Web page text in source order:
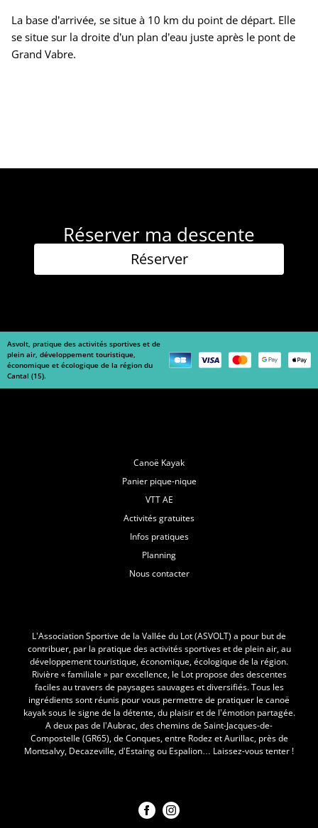
La base d’arrivée, se situe à 10 km du point de départ. Elle
se situe sur la droite d’un plan d’eau juste après le pont de
Grand Vabre.
Réserver ma descente
Réserver
Asvolt, pratique des activités sportives et de
plein air, développement touristique,
économique et écologique de la région du
Cantal (15).
Canoë Kayak
Panier pique-nique
VTT AE
Activités gratuites
Infos pratiques
Planning
Nous contacter
L’Association Sportive de la Vallée du Lot (ASVOLT) a pour but de
contribuer, par la pratique des activités sportives et de plein air, au
développement touristique, économique, écologique de la région.
Rivière « familiale » par excellence, le Lot propose des descentes
faciles au travers de paysages sauvages et diversifiés. Tous les
ingrédients sont réunis pour vous permettre de pratiquer le canoë
kayak sous le signe de la détente, du plaisir et de l’émotion partagée.
A deux pas de l’Aubrac, des chemins de Saint-Jacques-de-
Compostelle (GR65), de Conques, entre Rodez et Aurillac, près de
Montsalvy, Decazeville, d’Estaing ou Espalion… Laissez-vous tenter !